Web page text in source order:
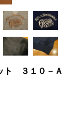
ト ３１０－Ａ